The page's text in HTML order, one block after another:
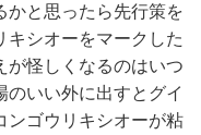
かと思ったら先行策を
キシオーをマークした
が怪しくなるのはいつ
のいい外に出すとグイ
ンゴウリキシオーが粘